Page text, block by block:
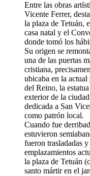
Entre las obras
Vicente Ferrer,
la plaza de Tetuán,
casa natal y el
donde tomó los
Su origen se
una de las puertas
cristiana,
ubicaba en la
del Reino, la
exterior de la
dedicada a San
como patrón local.
Cuando fue
estuvieron
fueron trasladadas
emplazamientos
la plaza de Tetuán
santo mártir en el